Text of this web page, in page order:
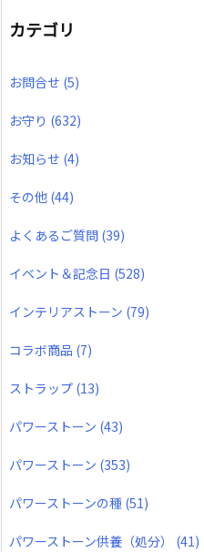
カテゴリ
お問合せ (5)
お守り (632)
お知らせ (4)
その他 (44)
よくあるご質問 (39)
イベント＆記念日 (528)
インテリアストーン (79)
コラボ商品 (7)
ストラップ (13)
パワーストーン (43)
パワーストーン (353)
パワーストーンの種 (51)
パワーストーン供養（処分） (41)